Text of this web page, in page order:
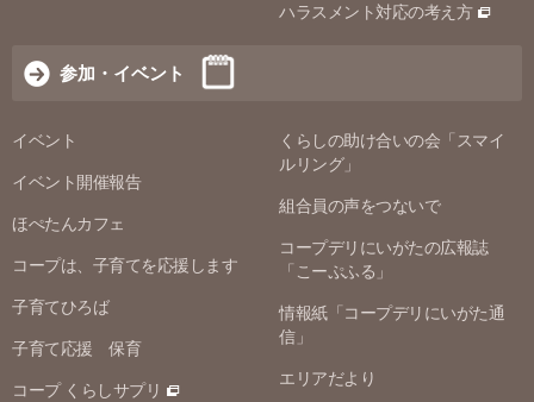
ハラスメント対応の考え方
参加・イベント
イベント
イベント開催報告
ほぺたんカフェ
コープは、子育てを応援します
子育てひろば
子育て応援 保育
コープ くらしサプリ
くらしの助け合いの会「スマイ
ルリング」
組合員の声をつないで
コープデリにいがたの広報誌
「こーぷふる」
情報紙「コープデリにいがた通
信」
エリアだより